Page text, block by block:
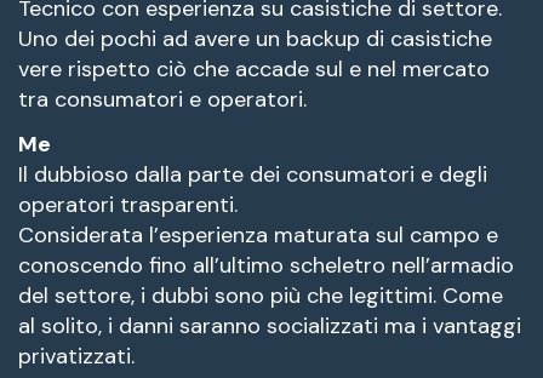
Tecnico con esperienza su casistiche di settore.
Uno dei pochi ad avere un backup di casistiche
vere rispetto ciò che accade sul e nel mercato
tra consumatori e operatori.
Me
Il dubbioso dalla parte dei consumatori e degli
operatori trasparenti.
Considerata l’esperienza maturata sul campo e
conoscendo fino all’ultimo scheletro nell’armadio
del settore, i dubbi sono più che legittimi. Come
al solito, i danni saranno socializzati ma i vantaggi
privatizzati.